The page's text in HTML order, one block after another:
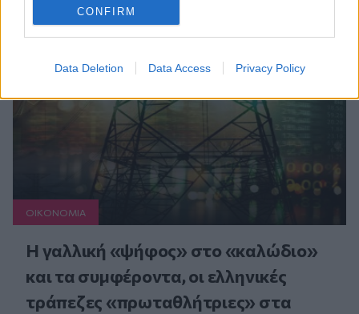
CONFIRM
Data Deletion Data Access Privacy Policy
ΟΙΚΟΝΟΜΙΑ
Η γαλλική «ψήφος» στο «καλώδιο»
και τα συμφέροντα, οι ελληνικές
τράπεζες «πρωταθλήτριες» στα